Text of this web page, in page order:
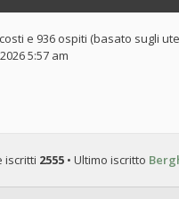
e 936 ospiti (basato sugli
5:57 am
iscritti 2555 • Ultimo iscritto